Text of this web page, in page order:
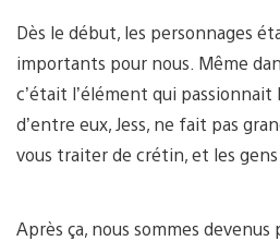
Dès le début, les personnages
importants pour nous. Même
c’était l’élément qui passionnait
d’entre eux, Jess, ne fait pas
vous traiter de crétin, et les gens
Après ça, nous sommes devenus